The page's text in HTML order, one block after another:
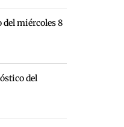
miércoles 8
del